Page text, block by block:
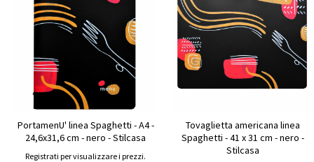
PortamenU' linea Spaghetti - A4 -
24,6x31,6 cm - nero - Stilcasa
Registrati per visualizzare i prezzi.
Tovaglietta americana linea
Spaghetti - 41 x 31 cm - nero -
Stilcasa